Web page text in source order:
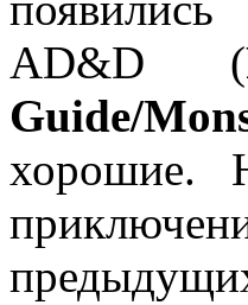
AD&D (
Guide/
хорошие.